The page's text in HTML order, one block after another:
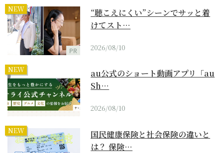
NEW
PR
“聴こえにくい”シーンでサッと着
けてスト…
2026/08/10
NEW
au公式のショート動画アプリ「au
Sh…
2026/08/10
NEW
国民健康保険と社会保険の違いと
は？ 保険…